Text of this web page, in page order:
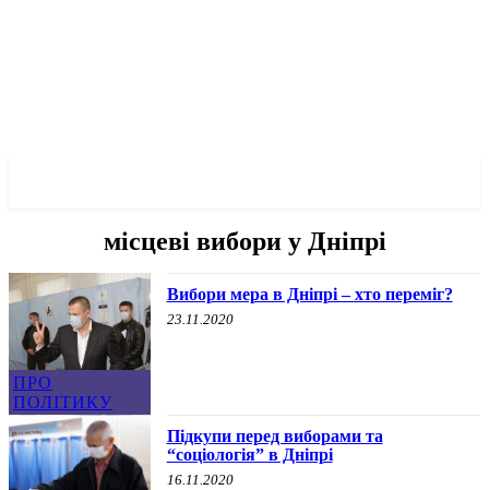
місцеві вибори у Дніпрі
ПРО
ПОЛІТИКУ
Вибори мера в Дніпрі – хто переміг?
23.11.2020
Підкупи перед виборами та
“соціологія” в Дніпрі
16.11.2020